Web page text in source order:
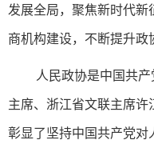
发展全局，聚焦新时代
商机构建设，不断提升政
人民政协是中国共
主席、浙江省文联主席
彰显了坚持中国共产党